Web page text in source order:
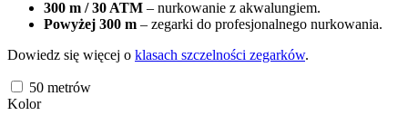
300 m / 30 ATM – nurkowanie z akwalungiem.
Powyżej 300 m – zegarki do profesjonalnego nurkowania.
Dowiedz się więcej o klasach szczelności zegarków.
50 metrów
Kolor